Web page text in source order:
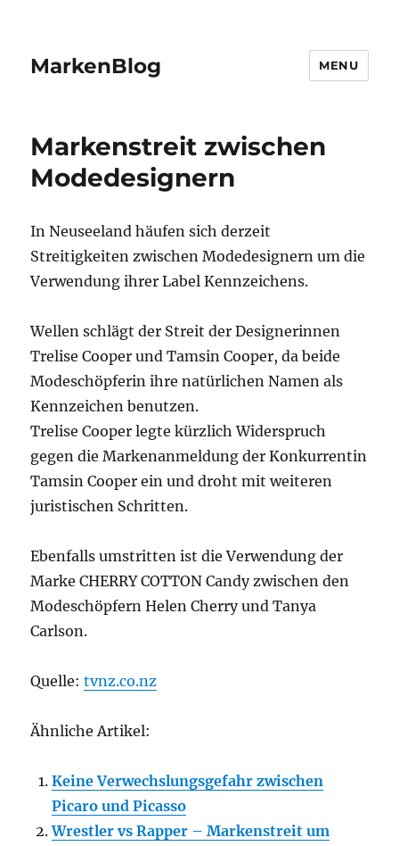
MarkenBlog MENU
Markenstreit zwischen
Modedesignern
In Neuseeland häufen sich derzeit
Streitigkeiten zwischen Modedesignern um die
Verwendung ihrer Label Kennzeichens.
Wellen schlägt der Streit der Designerinnen
Trelise Cooper und Tamsin Cooper, da beide
Modeschöpferin ihre natürlichen Namen als
Kennzeichen benutzen.
Trelise Cooper legte kürzlich Widerspruch
gegen die Markenanmeldung der Konkurrentin
Tamsin Cooper ein und droht mit weiteren
juristischen Schritten.
Ebenfalls umstritten ist die Verwendung der
Marke CHERRY COTTON Candy zwischen den
Modeschöpfern Helen Cherry und Tanya
Carlson.
Quelle:tvnz.co.nz
Ähnliche Artikel:
Keine Verwechslungsgefahr zwischen
Picaro und Picasso
Wrestler vs Rapper – Markenstreit um